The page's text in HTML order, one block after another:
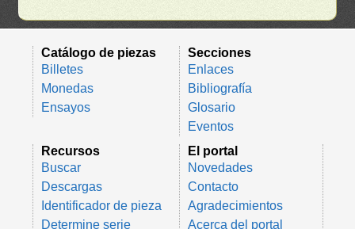
Catálogo de piezas
Billetes
Monedas
Ensayos
Secciones
Enlaces
Bibliografía
Glosario
Eventos
Recursos
Buscar
Descargas
Identificador de pieza
Determine serie
El portal
Novedades
Contacto
Agradecimientos
Acerca del portal